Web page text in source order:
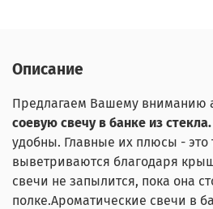
Описание
Предлагаем Вашему вниманию
соевую свечу в банке из стекла.
удобны. Главные их плюсы - это
выветриваются благодаря
свечи не запылится, пока она
полке.Ароматические свечи в